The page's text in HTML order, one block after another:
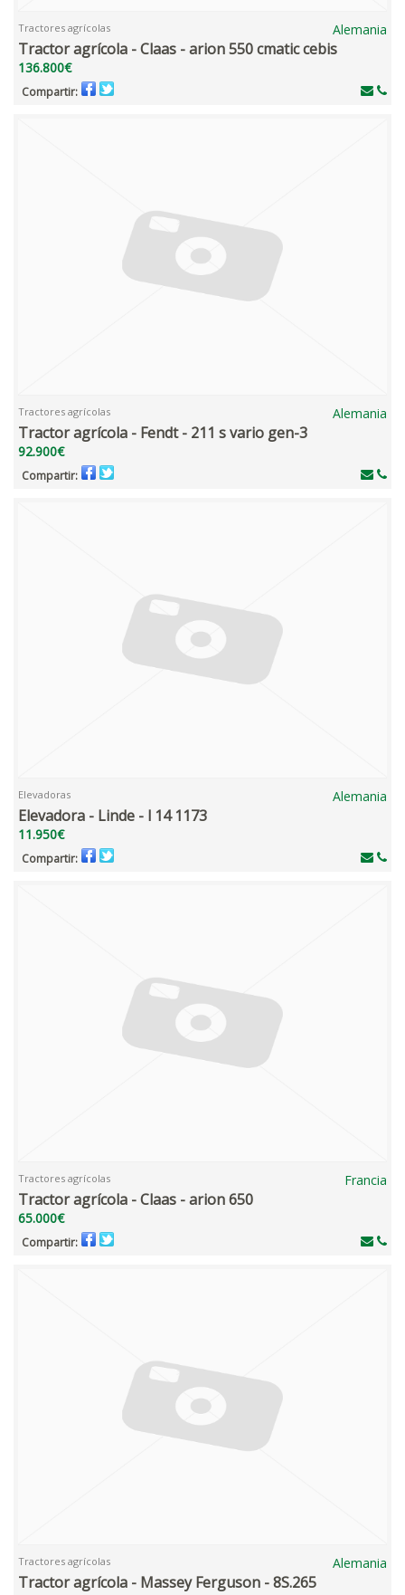
Tractores agrícolas Alemania
Tractor agrícola - Claas - arion 550 cmatic cebis
136.800€
Compartir:
Tractores agrícolas Alemania
Tractor agrícola - Fendt - 211 s vario gen-3
92.900€
Compartir:
Elevadoras Alemania
Elevadora - Linde - l 14 1173
11.950€
Compartir:
Tractores agrícolas Francia
Tractor agrícola - Claas - arion 650
65.000€
Compartir:
Tractores agrícolas Alemania
Tractor agrícola - Massey Ferguson - 8S.265